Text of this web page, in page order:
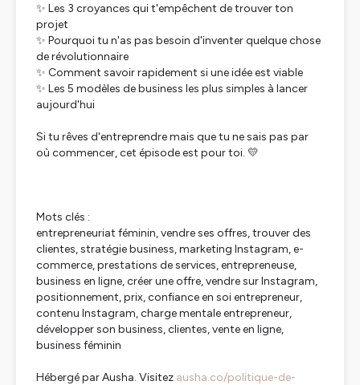
✨ Les 3 croyances qui t'empêchent de trouver ton
projet
✨ Pourquoi tu n'as pas besoin d'inventer quelque chose
de révolutionnaire
✨ Comment savoir rapidement si une idée est viable
✨ Les 5 modèles de business les plus simples à lancer
aujourd'hui
Si tu rêves d'entreprendre mais que tu ne sais pas par
où commencer, cet épisode est pour toi. 💛
Mots clés :
entrepreneuriat féminin, vendre ses offres, trouver des
clientes, stratégie business, marketing Instagram, e-
commerce, prestations de services, entrepreneuse,
business en ligne, créer une offre, vendre sur Instagram,
positionnement, prix, confiance en soi entrepreneur,
contenu Instagram, charge mentale entrepreneur,
développer son business, clientes, vente en ligne,
business féminin
Hébergé par Ausha. Visitez ausha.co/politique-de-